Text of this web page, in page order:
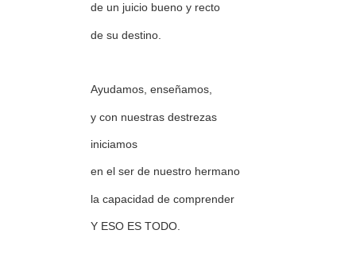
de un juicio bueno y recto
de su destino.
Ayudamos, enseñamos,
y con nuestras destrezas
iniciamos
en el ser de nuestro hermano
la capacidad de comprender
Y ESO ES TODO.